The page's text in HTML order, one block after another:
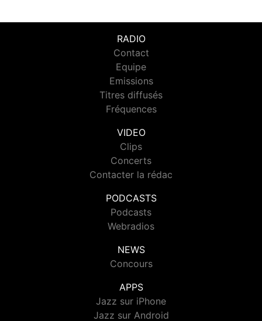
RADIO
Contact
Equipe
Emissions
Titres diffusés
Fréquences
VIDEO
Clips
Concerts
Contacter la rédac
PODCASTS
Podcasts
Webradios
NEWS
Concours
APPS
Jazz sur iPhone
Jazz sur Android